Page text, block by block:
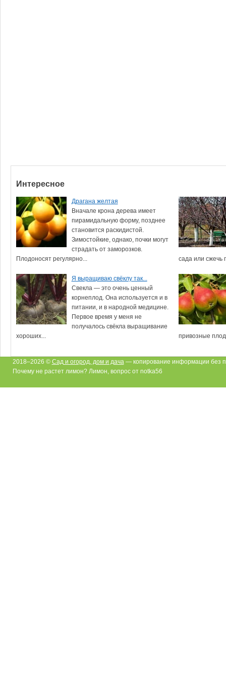
Интересное
Драгана желтая
Вначале крона дерева имеет
пирамидальную форму, позднее
становится раскидистой.
Зимостойкие, однако, почки могут
страдать от заморозков.
Плодоносят регулярно...
сада или сжечь
Я выращиваю свёклу так...
Свекла — это очень ценный
корнеплод. Она используется и в
питании, и в народной медицине.
Первое время у меня не
получалось свёкла выращивание
хороших...
привозные
2018–2026 © Сад и огород, дом и дача — копирование информации без
Почему не растет лимон? Лимон, вопрос от notka56